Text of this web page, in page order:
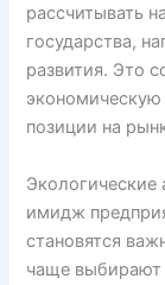
рассчитывать
государства,
развития. Это
экономическую
позиции на
Экологические
имидж
становятся
чаще выбирают